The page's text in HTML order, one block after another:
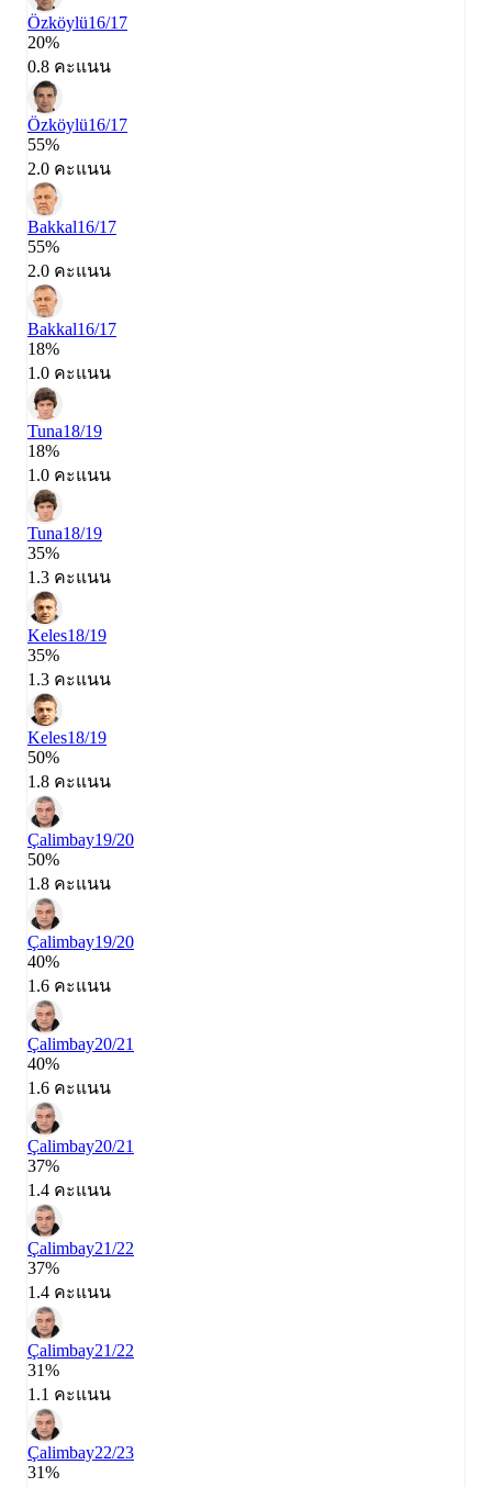
Özköylü16/17
20%
0.8 คะแนน
Özköylü16/17
55%
2.0 คะแนน
Bakkal16/17
55%
2.0 คะแนน
Bakkal16/17
18%
1.0 คะแนน
Tuna18/19
18%
1.0 คะแนน
Tuna18/19
35%
1.3 คะแนน
Keles18/19
35%
1.3 คะแนน
Keles18/19
50%
1.8 คะแนน
Çalimbay19/20
50%
1.8 คะแนน
Çalimbay19/20
40%
1.6 คะแนน
Çalimbay20/21
40%
1.6 คะแนน
Çalimbay20/21
37%
1.4 คะแนน
Çalimbay21/22
37%
1.4 คะแนน
Çalimbay21/22
31%
1.1 คะแนน
Çalimbay22/23
31%